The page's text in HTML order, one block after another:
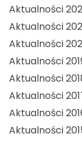
Aktualności
Aktualności
Aktualności
Aktualności
Aktualności
Aktualności
Aktualności
Aktualności